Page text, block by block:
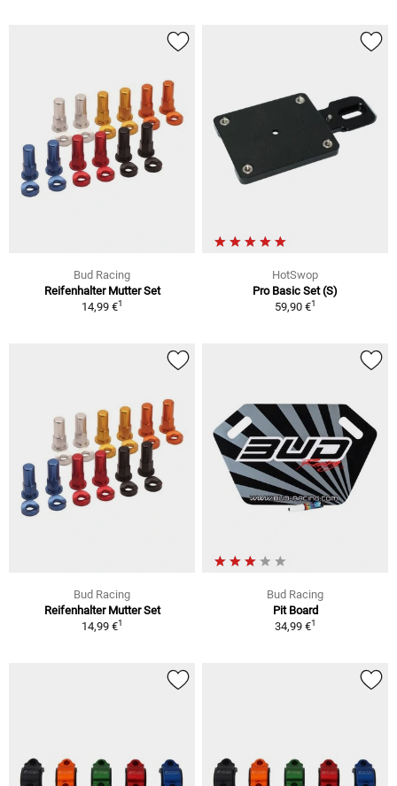
Bud Racing
Reifenhalter Mutter Set
14,99 €1
HotSwop
Pro Basic Set (S)
59,90 €1
Bud Racing
Reifenhalter Mutter Set
14,99 €1
Bud Racing
Pit Board
34,99 €1